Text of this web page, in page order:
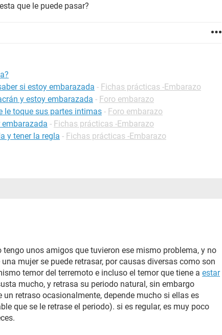
que le puede pasar?
si estoy embarazada - Fichas prácticas -Embarazo
y estoy embarazada - Foro embarazo
le toque sus partes intimas - Foro embarazo
- Fichas prácticas -Embarazo
y tener la regla - Fichas prácticas -Embarazo
tengo unos amigos que tuvieron ese mismo problema, y no
mujer se puede retrasar, por causas diversas como son
temor del terremoto e incluso el temor que tiene a estar
mucho, y retrasa su periodo natural, sin embargo
un retraso ocasionalmente, depende mucho si ellas es
que se le retrase el periodo). si es regular, es muy poco